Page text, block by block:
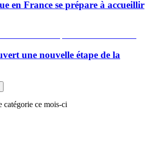
en France se prépare à accueillir
une nouvelle étape de la
catégorie ce mois-ci